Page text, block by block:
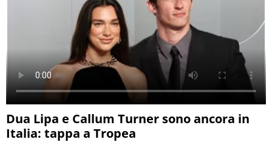
Dua Lipa e Callum Turner sono ancora in
Italia: tappa a Tropea